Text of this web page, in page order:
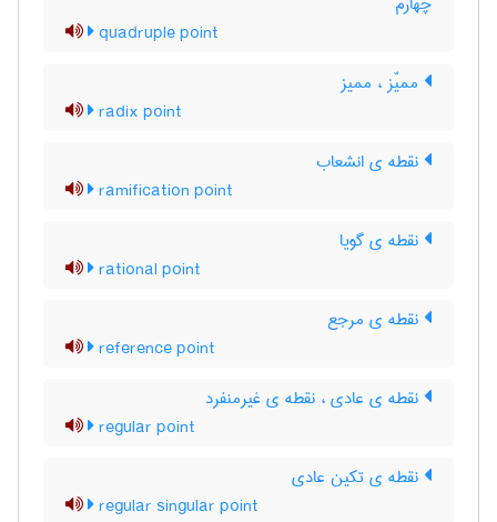
quadruple point
ممیّز ، ممیز
radix point
نقطه ی انشعاب
ramification point
نقطه ی گویا
rational point
نقطه ی مرجع
reference point
نقطه ی عادی ، نقطه ی غیرمنفرد
regular point
نقطه ی تکین عادی
regular singular point